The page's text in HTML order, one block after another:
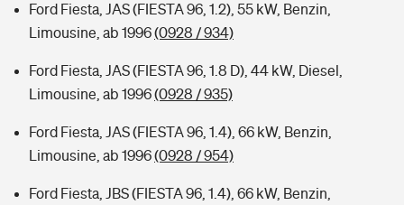
Ford Fiesta, JAS (FIESTA 96, 1.2), 55 kW, Benzin,
Limousine, ab 1996(0928 / 934)
Ford Fiesta, JAS (FIESTA 96, 1.8 D), 44 kW, Diesel,
Limousine, ab 1996(0928 / 935)
Ford Fiesta, JAS (FIESTA 96, 1.4), 66 kW, Benzin,
Limousine, ab 1996(0928 / 954)
Ford Fiesta, JBS (FIESTA 96, 1.4), 66 kW, Benzin,